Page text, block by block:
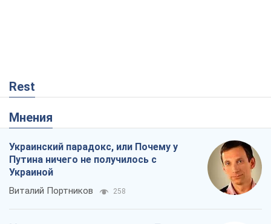
Rest
Мнения
Украинский парадокс, или Почему у
Путина ничего не получилось с
Украиной
Виталий Портников 258